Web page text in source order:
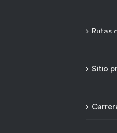
Rutas
Sitio